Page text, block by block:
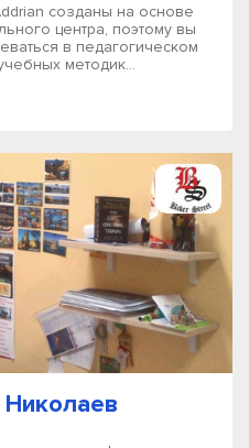
созданы на основе
центра, поэтому вы
в педагогическом
методик...